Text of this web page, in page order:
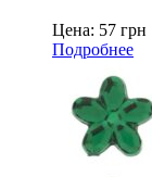
Цена: 57 грн
Подробнее